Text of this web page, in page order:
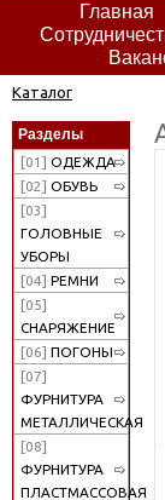
Главная
Каталог
Разделы
[01] ОДЕЖДА
[02] ОБУВЬ
[03]
ГОЛОВНЫЕ
УБОРЫ
[04] РЕМНИ
[05]
СНАРЯЖЕНИЕ
[06] ПОГОНЫ
[07]
ФУРНИТУРА
МЕТАЛЛИЧЕСКАЯ
[08]
ФУРНИТУРА
ПЛАСТМАССОВАЯ